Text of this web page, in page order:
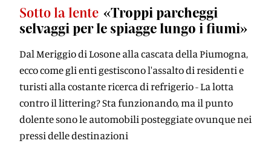
Sotto la lente «Troppi parcheggi
selvaggi per le spiagge lungo i fiumi»
Dal Meriggio di Losone alla cascata della Piumogna,
ecco come gli enti gestiscono l'assalto di residenti e
turisti alla costante ricerca di refrigerio - La lotta
contro il littering? Sta funzionando, ma il punto
dolente sono le automobili posteggiate ovunque nei
pressi delle destinazioni